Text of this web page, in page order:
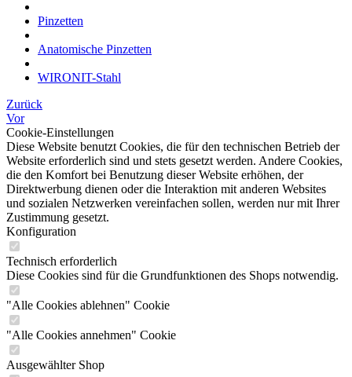
Pinzetten
Anatomische Pinzetten
WIRONIT-Stahl
Zurück
Vor
Cookie-Einstellungen
Diese Website benutzt Cookies, die für den technischen Betrieb der
Website erforderlich sind und stets gesetzt werden. Andere Cookies,
die den Komfort bei Benutzung dieser Website erhöhen, der
Direktwerbung dienen oder die Interaktion mit anderen Websites
und sozialen Netzwerken vereinfachen sollen, werden nur mit Ihrer
Zustimmung gesetzt.
Konfiguration
Technisch erforderlich
Diese Cookies sind für die Grundfunktionen des Shops notwendig.
"Alle Cookies ablehnen" Cookie
"Alle Cookies annehmen" Cookie
Ausgewählter Shop